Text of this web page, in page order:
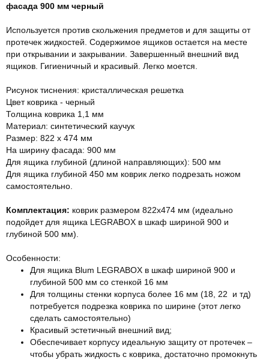
фасада 900 мм черный
Используется против скольжения предметов и для защиты от
протечек жидкостей. Содержимое ящиков остается на месте
при открывании и закрывании. Завершенный внешний вид
ящиков. Гигиеничный и красивый. Легко моется.
Рисунок тиснения: кристаллическая решетка
Цвет коврика - черный
Толщина коврика 1,1 мм
Материал: синтетический каучук
Размер: 822 х 474 мм
На ширину фасада: 900 мм
Для ящика глубиной (длиной направляющих): 500 мм
Для ящика глубиной 450 мм коврик легко подрезать ножом
самостоятельно.
Комплектация: коврик размером 822х474 мм (идеально
подойдет для ящика LEGRABOX в шкаф шириной 900 и
глубиной 500 мм).
Особенности:
Для ящика Blum LEGRABOX в шкаф шириной 900 и
глубиной 500 мм со стенкой 16 мм
Для толщины стенки корпуса более 16 мм (18, 22 и тд)
потребуется подрезка коврика по ширине (этот легко
сделать самостоятельно)
Красивый эстетичный внешний вид;
Обеспечивает корпусу идеальную защиту от протечек –
чтобы убрать жидкость с коврика, достаточно промокнуть